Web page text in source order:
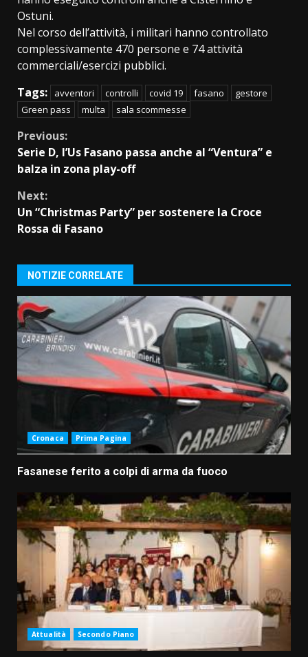
Ostuni.
Nel corso dell’attività, i militari hanno controllato
complessivamente 470 persone e 74 attività
commerciali/esercizi pubblici.
Tags:
avventori controlli covid 19 fasano
gestore
Green pass
multa sala scommesse
Continue
Reading
Previous:
Serie D, l’Us Fasano passa anche al “Ventura” e
balza in zona play-off
Next:
Un “Christmas Party” per sostenere la Croce
Rossa di Fasano
NOTIZIE CORRELATE
Cronaca Prima Pagina
Fasanese ferito a colpi di arma da fuoco
Attualità Secondo Piano